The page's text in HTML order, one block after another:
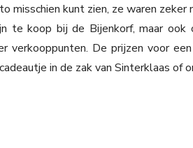
misschien kunt zien, ze waren zeker
te koop bij de Bijenkorf, maar ook
verkooppunten. De prijzen voor
in de zak van Sinterklaas of